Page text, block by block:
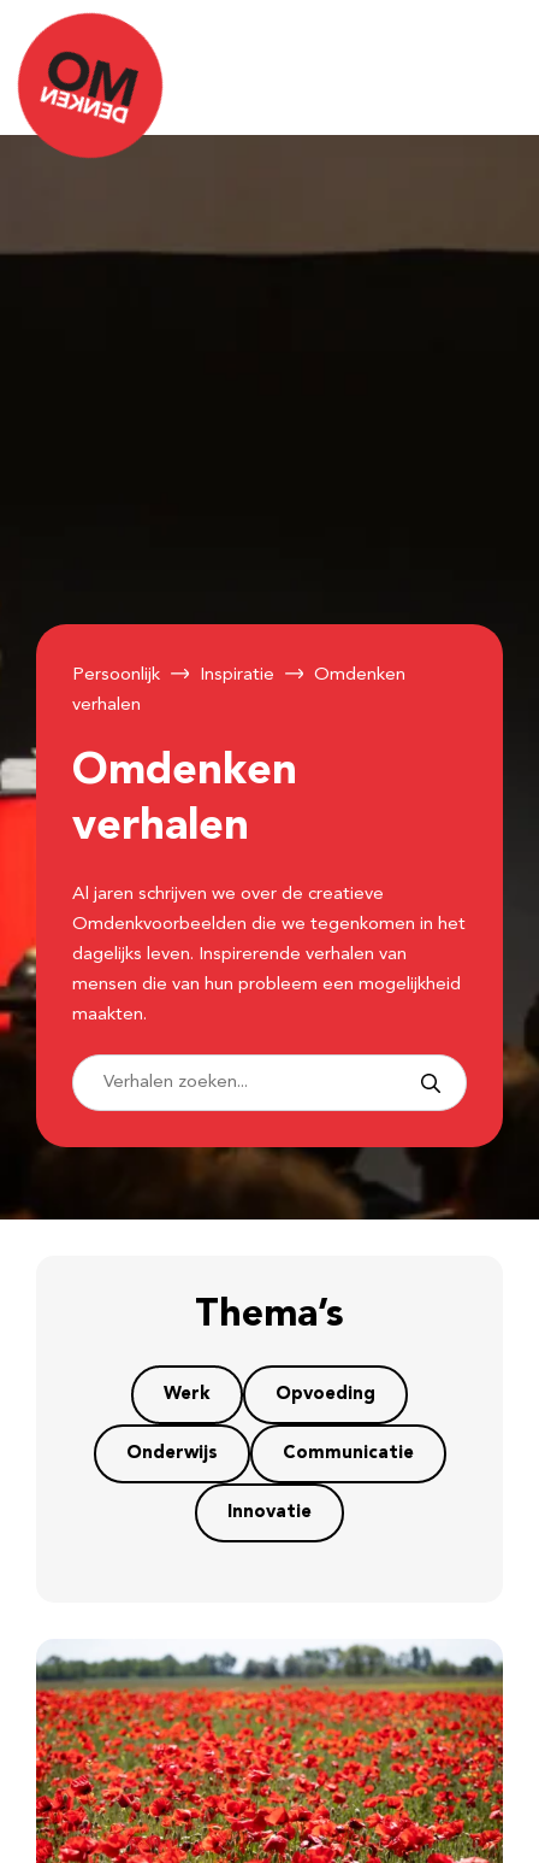
Persoonlijk Inspiratie
Omdenken
verhalen
Omdenken
verhalen
Al jaren schrijven we over de creatieve
Omdenkvoorbeelden die we tegenkomen in het
dagelijks leven. Inspirerende verhalen van
mensen die van hun probleem een mogelijkheid
maakten.
Thema’s
Werk Opvoeding
Onderwijs Communicatie
Innovatie